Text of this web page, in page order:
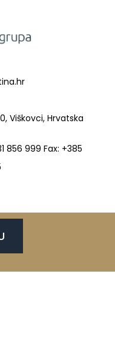
Viškovci, Hrvatska
856 999 Fax: +385